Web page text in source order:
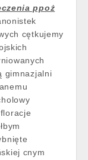
ppoż
cętkujemy
gimnazjalni
cnym